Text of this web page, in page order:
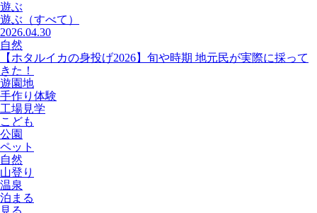
遊ぶ
遊ぶ （すべて）
2026.04.30
自然
【ホタルイカの身投げ2026】旬や時期 地元民が実際に採って
きた！
遊園地
手作り体験
工場見学
こども
公園
ペット
自然
山登り
温泉
泊まる
見る